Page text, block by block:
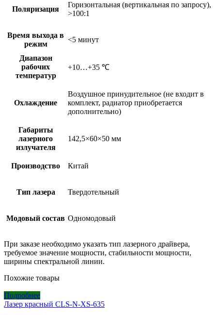
Поляризация
Горизонтальная (вертикальная по запросу),
>100:1
Время выхода в
режим
<5 минут
Диапазон
рабочих
температур
+10…+35 ℃
Охлаждение
Воздушное принудительное (не входит в
комплект, радиатор приобретается
дополнительно)
Габариты
лазерного
излучателя
142,5×60×50 мм
Производство Китай
Тип лазера Твердотельный
Модовый состав Одномодовый
При заказе необходимо указать тип лазерного драйвера,
требуемое значение мощности, стабильности мощности,
ширины спектральной линии.
Похожие товары
Подробнее
Лазер красный CLS-N-XS-635